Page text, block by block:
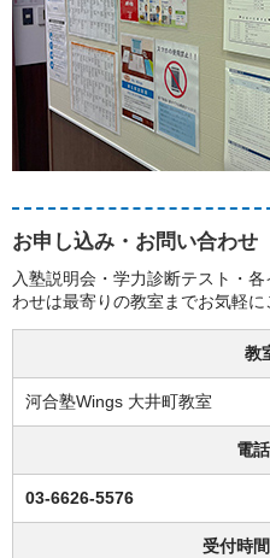
お申し込み・お問い合わせ
入塾説明会・学力診断テスト・
わせは最寄りの教室までお気軽に
教
河合塾Wings 大井町教室
電
03-6626-5576
受付時